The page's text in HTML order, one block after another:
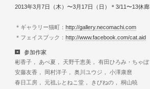
2013年3月7日（木）〜3月17日（日）＊3/11〜13休廊
＊ギャラリー猫町： http://gallery.necomachi.com
＊フェイスブック： http://www.facebook.com/cat.aid
参加作家
彬香子， あべ夏， 天野千恵美， 有田ひろみ・ちゃぼ
安藤友香， 岡村洋子， 奥川ユウジ， 小澤康麿
春日工房， 元祖ふとねこ堂， きびねの， 桐山暁